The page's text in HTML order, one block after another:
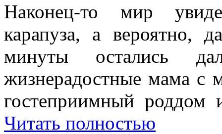
Наконец-то мир
карапуза, а вероятно,
минуты остались
жизнерадостные мама с
гостеприимный роддом
Читать полностью